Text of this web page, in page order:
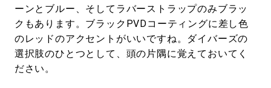
ーンとブルー、そしてラバーストラップのみブラッ
クもあります。ブラックPVDコーティングに差し色
のレッドのアクセントがいいですね。ダイバーズの
選択肢のひとつとして、頭の片隅に覚えておいてく
ださい。